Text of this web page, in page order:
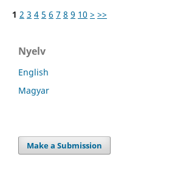
1 2 3 4 5 6 7 8 9 10 > >>
Nyelv
English
Magyar
Make a Submission